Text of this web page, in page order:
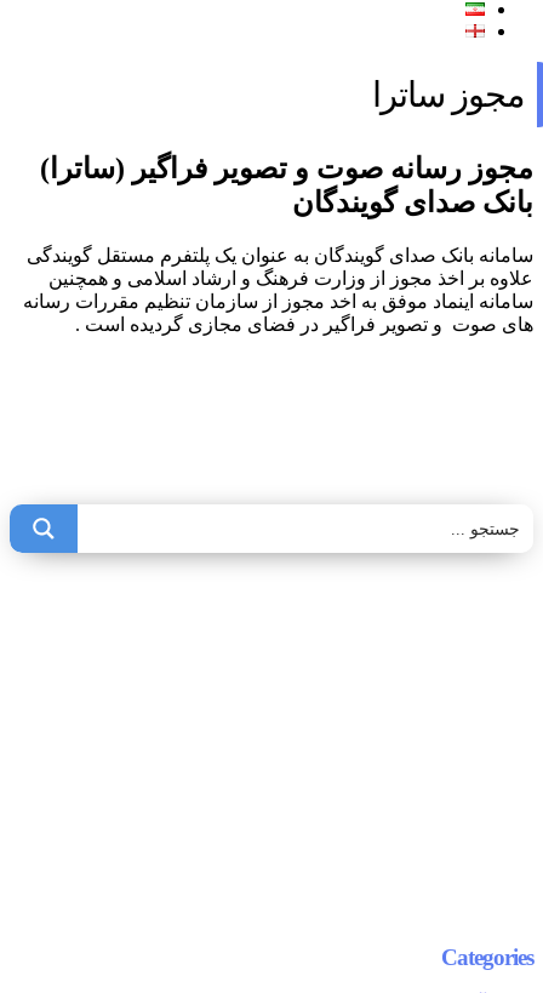
مجوز ساترا
مجوز رسانه صوت و تصویر فراگیر (ساترا)
بانک صدای گویندگان
سامانه بانک صدای گویندگان به عنوان یک پلتفرم مستقل گویندگی
علاوه بر اخذ مجوز از وزارت فرهنگ و ارشاد اسلامی و همچنین
سامانه اینماد موفق به اخد مجوز از سازمان تنظیم مقررات رسانه
های صوت و تصویر فراگیر در فضای مجازی گردیده است .
Categories